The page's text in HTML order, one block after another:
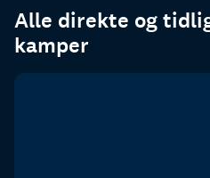
Alle direkte og
kamper